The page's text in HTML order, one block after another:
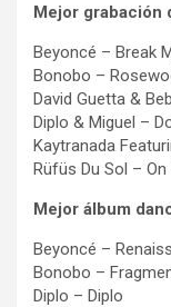
Mejor grabación
Beyoncé – Break
Bonobo –
David Guetta &
Diplo & Miguel –
Kaytranada
Rüfüs Du Sol – On
Mejor álbum
Beyoncé –
Bonobo –
Diplo – Diplo